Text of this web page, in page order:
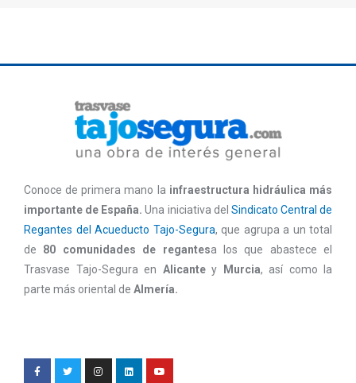
Conoce de primera mano la infraestructura hidráulica más
importante de España.Una iniciativa del Sindicato Central de
Regantes del Acueducto Tajo-Segura, que agrupa a un total
de 80 comunidades de regantesa los que abastece el
Trasvase Tajo-Segura en Alicante y Murcia, así como la
parte más oriental de Almería.